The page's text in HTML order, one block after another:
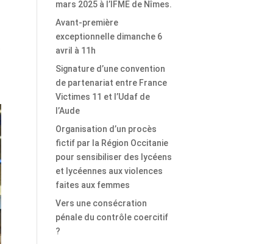
mars 2025 à l’IFME de Nîmes.
Avant-première
exceptionnelle dimanche 6
avril à 11h
Signature d’une convention
de partenariat entre France
Victimes 11 et l’Udaf de
l’Aude
Organisation d’un procès
fictif par la Région Occitanie
pour sensibiliser des lycéens
et lycéennes aux violences
faites aux femmes
Vers une consécration
pénale du contrôle coercitif
?